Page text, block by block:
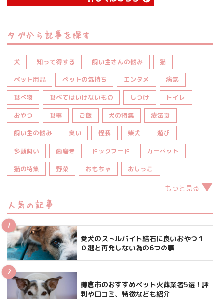
タグから記事を探す
犬 知って得する 飼い主さんの悩み 猫
ペット用品 ペットの気持ち エンタメ 病気
食べ物 食べてはいけないもの しつけ トイレ
おやつ 食事 ご飯 犬の特集 療法食
飼い主の悩み 臭い 怪我 柴犬 遊び
多頭飼い 歯磨き ドックフード カーペット
猫の特集 野菜 おもちゃ おしっこ
もっと見る
人気の記事
愛犬のストルバイト結石に良いおやつ１
０選と再発しない為の6つの事
鎌倉市のおすすめペット火葬業者5選！評
判や口コミ、特徴なども紹介